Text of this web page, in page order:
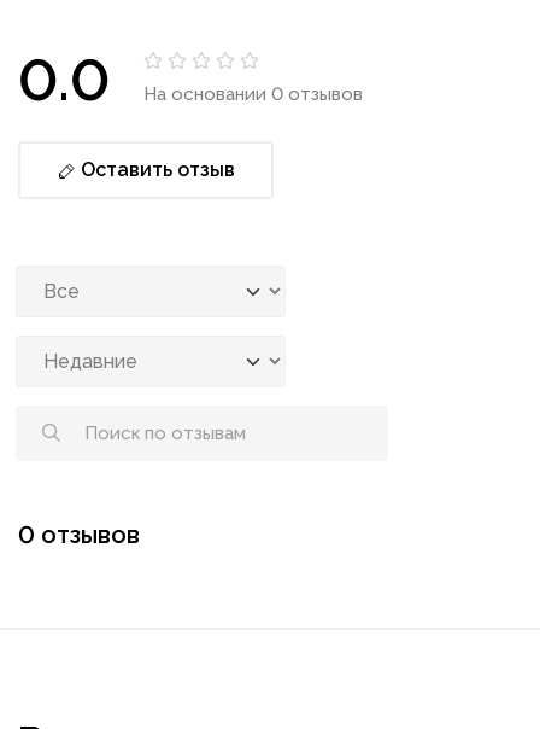
0.0 На основании 0 отзывов
Оставить отзыв
0 отзывов